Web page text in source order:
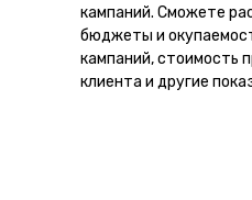
кампаний. Сможете
бюджеты и
кампаний, стоимость
клиента и другие